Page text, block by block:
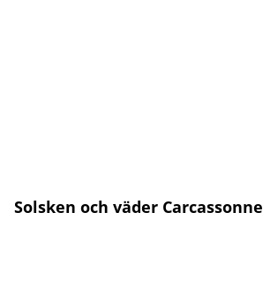
Solsken och väder Carcassonne